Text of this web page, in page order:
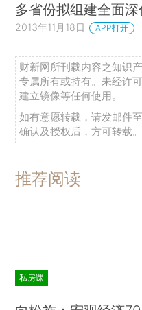
多省份拟组建全面
2013年11月18日 APP打开
财新网所刊载内容之知识
专属所有或持有。未经许
建立镜像等任何使用。
如有意愿转载，请发邮件至
确认及授权后，方可转载。
推荐阅读
私房课